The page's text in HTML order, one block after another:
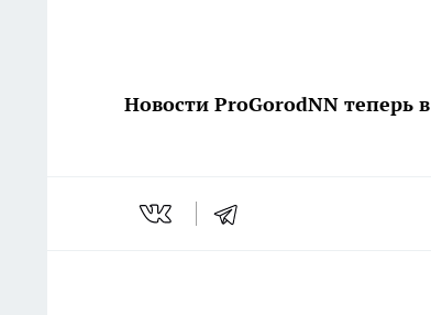
Новости ProGorodNN теперь в